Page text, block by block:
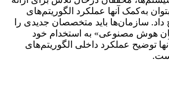
به‌کمک آنها عملکرد الگوریتم‌های
سازمان‌ها باید متخصصان جدیدی را
هوش مصنوعی» به استخدام خود
توضیح عملکرد داخلی الگوریتم‌های